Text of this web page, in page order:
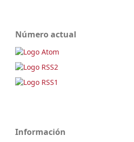
Número actual
Información